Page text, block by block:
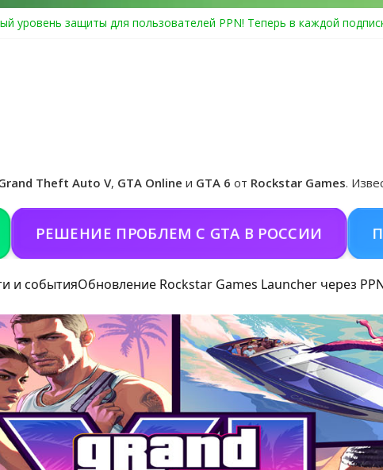
уровень защиты для пользователей PPN! Теперь в каждой
награды в GTA Online по программе Fine Art Collector
обложка игры и Предзаказ Grand Theft Auto VI
Theft Auto V, GTA Online и GTA 6 от Rockstar Games.
ПРОБЛЕМ С GTA В РОССИИ
и событияОбновление Rockstar Games Launcher через